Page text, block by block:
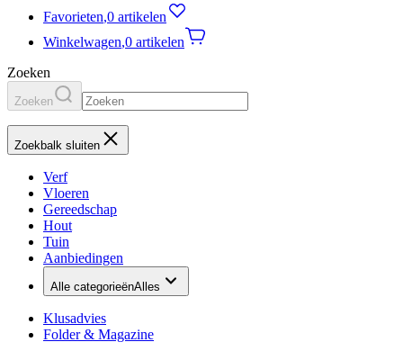
Favorieten,0 artikelen
Winkelwagen,0 artikelen
Zoeken
Zoeken
Zoekbalk sluiten
Verf
Vloeren
Gereedschap
Hout
Tuin
Aanbiedingen
Alle categorieënAlles
Klusadvies
Folder & Magazine